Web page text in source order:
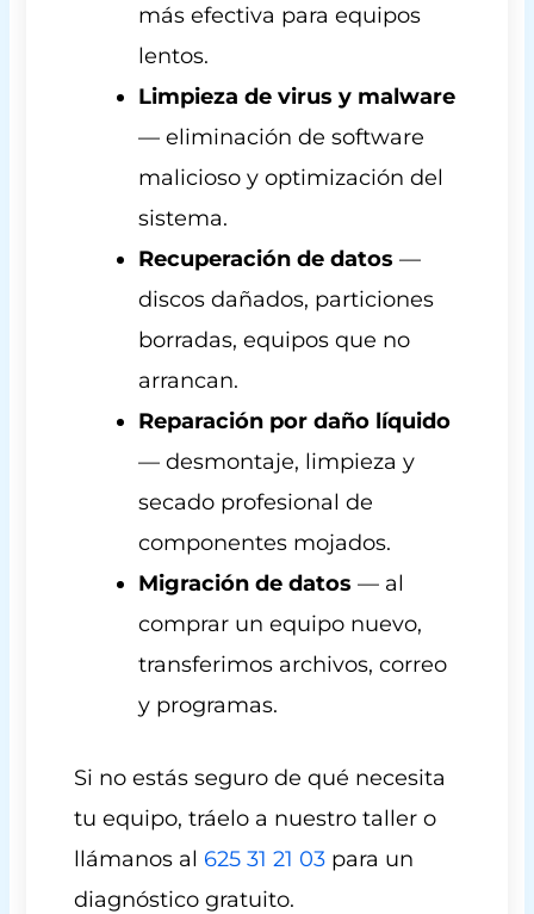
más efectiva para equipos
lentos.
Limpieza de virus y malware
— eliminación de software
malicioso y optimización del
sistema.
Recuperación de datos —
discos dañados, particiones
borradas, equipos que no
arrancan.
Reparación por daño líquido
— desmontaje, limpieza y
secado profesional de
componentes mojados.
Migración de datos — al
comprar un equipo nuevo,
transferimos archivos, correo
y programas.
Si no estás seguro de qué necesita
tu equipo, tráelo a nuestro taller o
llámanos al 625 31 21 03 para un
diagnóstico gratuito.